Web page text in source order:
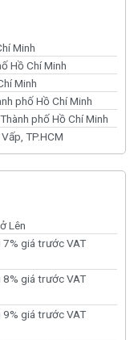
Minh
Hồ Chí Minh
Minh
phố Hồ Chí Minh
phố Hồ Chí Minh
TP.HCM
Lên
7% giá trước VAT
8% giá trước VAT
9% giá trước VAT